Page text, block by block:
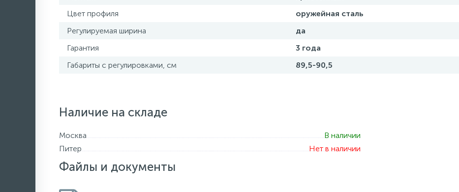
Цвет профиля
оружейная сталь
Регулируемая ширина
да
Гарантия
3 года
Габариты с регулировками, см
89,5-90,5
Наличие на складе
Москва
В наличии
Питер
Нет в наличии
Файлы и документы